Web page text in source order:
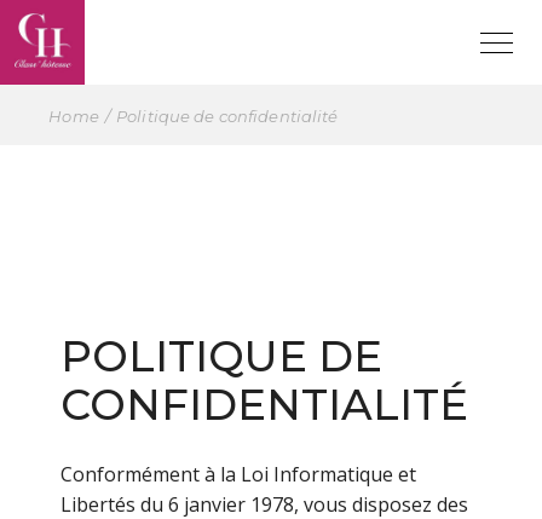
Home Politique de confidentialité
POLITIQUE DE
CONFIDENTIALITÉ
Conformément à la Loi Informatique et
Libertés du 6 janvier 1978, vous disposez des